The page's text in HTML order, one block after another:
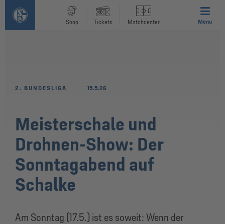
Shop Tickets Matchcenter Menu
Meisterschale und
Drohnen-Show: Der
Sonntagabend auf
Schalke
Am Sonntag (17.5.) ist es soweit: Wenn der
2. BUNDESLIGA 15.5.26